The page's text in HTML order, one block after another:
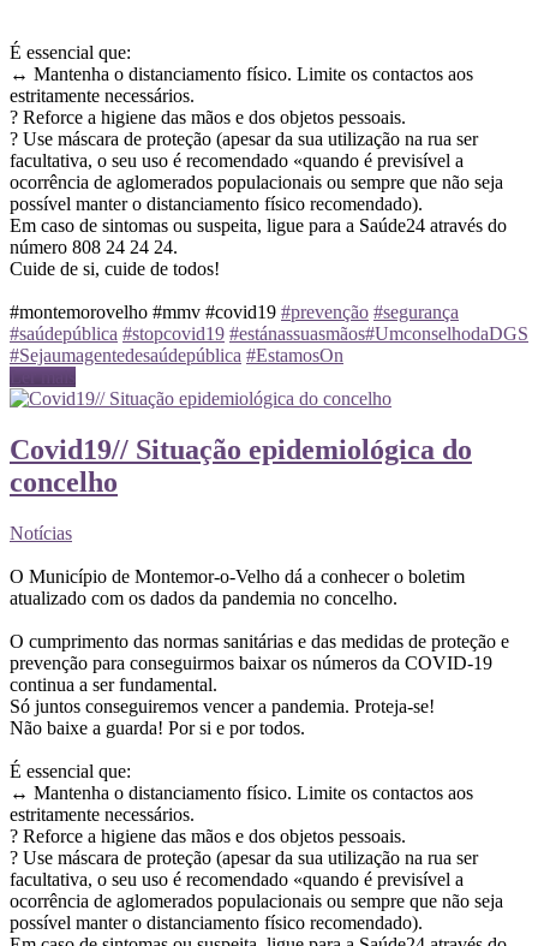
É essencial que:
↔️ Mantenha o distanciamento físico. Limite os contactos aos
estritamente necessários.
? Reforce a higiene das mãos e dos objetos pessoais.
? Use máscara de proteção (apesar da sua utilização na rua ser
facultativa, o seu uso é recomendado «quando é previsível a
ocorrência de aglomerados populacionais ou sempre que não seja
possível manter o distanciamento físico recomendado).
Em caso de sintomas ou suspeita, ligue para a Saúde24 através do
número 808 24 24 24.
Cuide de si, cuide de todos!
#montemorovelho #mmv #covid19 #prevenção #segurança
#saúdepública #stopcovid19 #estánassuasmãos#UmconselhodaDGS
#Sejaumagentedesaúdepública #EstamosOn
Ler mais
Covid19// Situação epidemiológica do
concelho
Notícias
O Município de Montemor-o-Velho dá a conhecer o boletim
atualizado com os dados da pandemia no concelho.
O cumprimento das normas sanitárias e das medidas de proteção e
prevenção para conseguirmos baixar os números da COVID-19
continua a ser fundamental.
Só juntos conseguiremos vencer a pandemia. Proteja-se!
Não baixe a guarda! Por si e por todos.
É essencial que:
↔️ Mantenha o distanciamento físico. Limite os contactos aos
estritamente necessários.
? Reforce a higiene das mãos e dos objetos pessoais.
? Use máscara de proteção (apesar da sua utilização na rua ser
facultativa, o seu uso é recomendado «quando é previsível a
ocorrência de aglomerados populacionais ou sempre que não seja
possível manter o distanciamento físico recomendado).